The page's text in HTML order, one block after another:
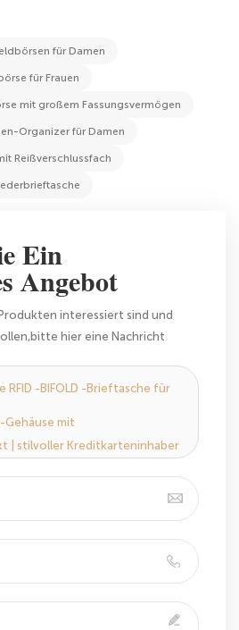
für Damen
für Frauen
mit großem Fassungsvermögen
Organizer für Damen
Reißverschlussfach
Ein
Angebot
interessiert sind und
hier eine Nachricht
RFID -BIFOLD -Brieftasche für
Gehäuse mit
| stilvoller Kreditkarteninhaber